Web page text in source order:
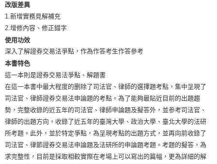
改版差異
1.新增實務見解補充
2.增修內容、修正錯字
使用功效
深入了解證券交易法爭點，作為作答考生作答參考
本書特色
這一本則是證券交易法爭點、解題書
在這一本書中最大程度的删除了司法官、律師的選擇題考點，集中呈現了
司法官、律師證券交易法申論題的考點。為了能夠最貼近目前的出題趨
勢，完整收錄的近五年的司法官、律師申論題及擬答外，並参考司法官、
律師的出題方向，收錄了近五年的臺灣大學、政治大學、臺北大學的法研
所考題。此外，並於特定爭點，為呈現考點的出題方式，並再向前收錄了
司法官、律節證券交易法申論題及法研所的申論題考題。考題的擬答，為
求完整性，目前是採取相較實際在考場上可以寫出的篇幅，更為詳細的解